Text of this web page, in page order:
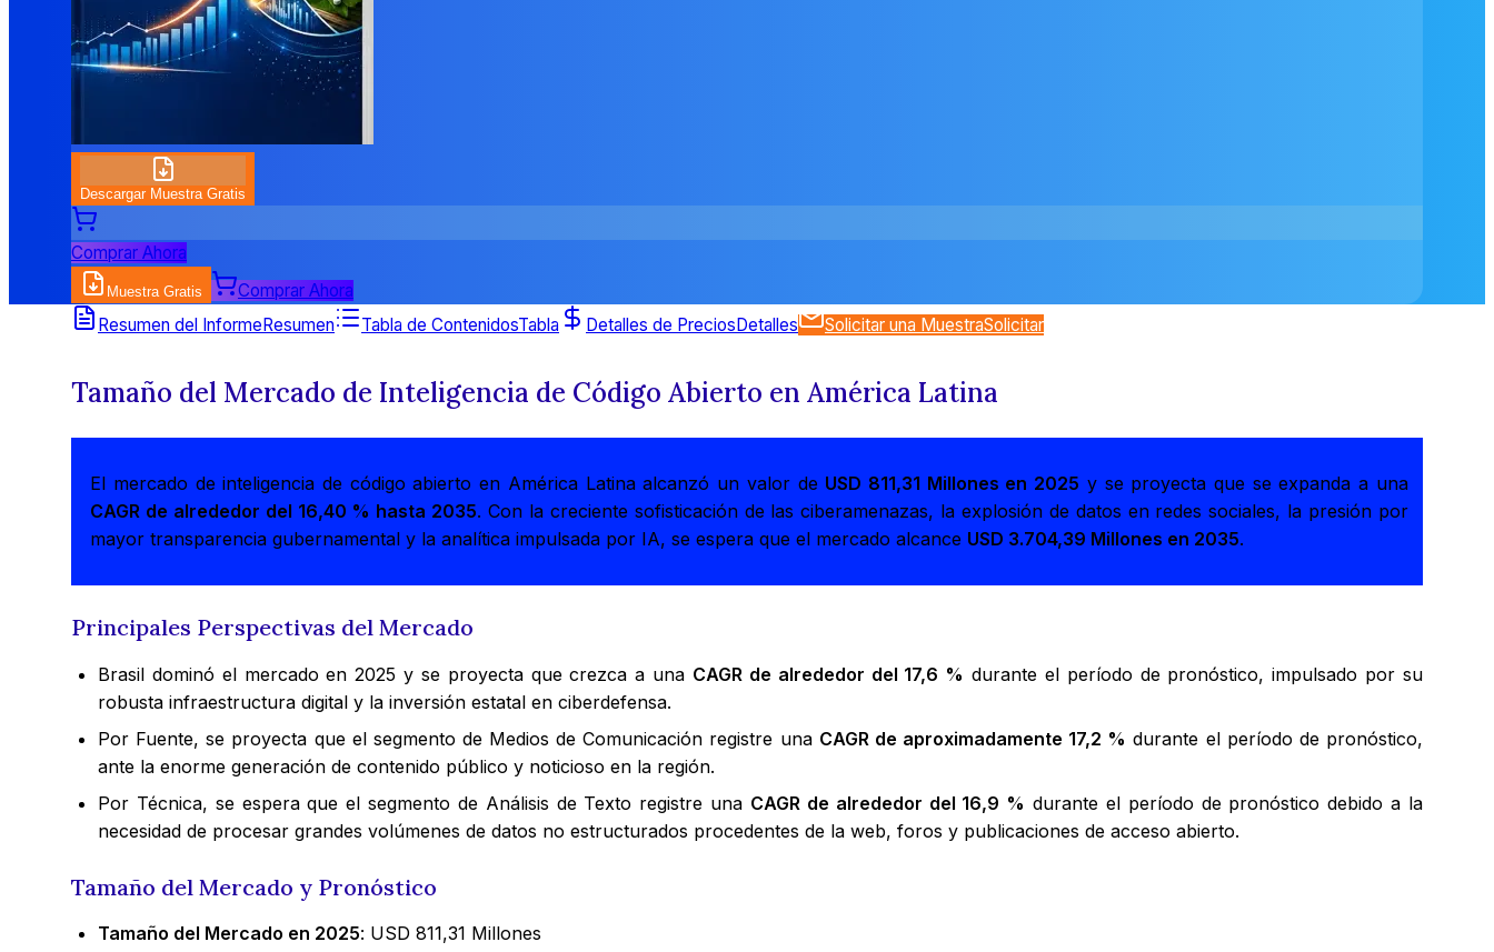
Descargar Muestra Gratis
Comprar Ahora
Muestra Gratis
Comprar Ahora
Resumen del InformeResumen Tabla de ContenidosTabla Detalles de PreciosDetalles Solicitar una MuestraSolicitar
Tamaño del Mercado de Inteligencia de Código Abierto en América Latina
El mercado de inteligencia de código abierto en América Latina alcanzó un valor de USD 811,31 Millones en 2025 y se proyecta que se expanda a una
CAGR de alrededor del 16,40 % hasta 2035. Con la creciente sofisticación de las ciberamenazas, la explosión de datos en redes sociales, la presión por
mayor transparencia gubernamental y la analítica impulsada por IA, se espera que el mercado alcance USD 3.704,39 Millones en 2035.
Principales Perspectivas del Mercado
Brasil dominó el mercado en 2025 y se proyecta que crezca a una CAGR de alrededor del 17,6 % durante el período de pronóstico, impulsado por su
robusta infraestructura digital y la inversión estatal en ciberdefensa.
Por Fuente, se proyecta que el segmento de Medios de Comunicación registre una CAGR de aproximadamente 17,2 % durante el período de pronóstico,
ante la enorme generación de contenido público y noticioso en la región.
Por Técnica, se espera que el segmento de Análisis de Texto registre una CAGR de alrededor del 16,9 % durante el período de pronóstico debido a la
necesidad de procesar grandes volúmenes de datos no estructurados procedentes de la web, foros y publicaciones de acceso abierto.
Tamaño del Mercado y Pronóstico
Tamaño del Mercado en 2025: USD 811,31 Millones